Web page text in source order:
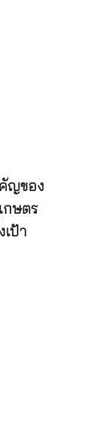
คัญของ
กษตร
เป้า